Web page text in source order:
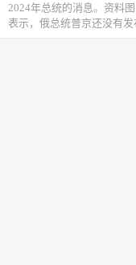
2024年总统的消息。资料
表示，俄总统普京还没有